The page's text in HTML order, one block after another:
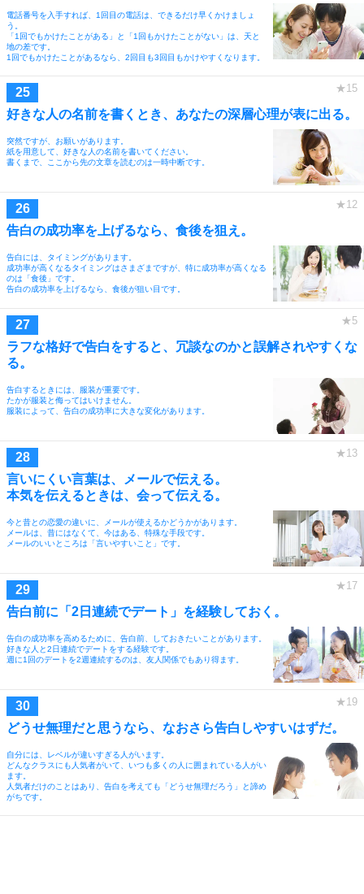
電話番号を入手すれば、1回目の電話は、できるだけ早くかけましょ
う。
「1回でもかけたことがある」と「1回もかけたことがない」は、天と
地の差です。
1回でもかけたことがあるなら、2回目も3回目もかけやすくなります。
好きな人の名前を書くとき、あなたの深層心理が表に出る。
突然ですが、お願いがあります。
紙を用意して、好きな人の名前を書いてください。
書くまで、ここから先の文章を読むのは一時中断です。
告白の成功率を上げるなら、食後を狙え。
告白には、タイミングがあります。
成功率が高くなるタイミングはさまざまですが、特に成功率が高くなる
のは「食後」です。
告白の成功率を上げるなら、食後が狙い目です。
ラフな格好で告白をすると、冗談なのかと誤解されやすくな
る。
告白するときには、服装が重要です。
たかが服装と侮ってはいけません。
服装によって、告白の成功率に大きな変化があります。
言いにくい言葉は、メールで伝える。
本気を伝えるときは、会って伝える。
今と昔との恋愛の違いに、メールが使えるかどうかがあります。
メールは、昔にはなくて、今はある、特殊な手段です。
メールのいいところは「言いやすいこと」です。
告白前に「2日連続でデート」を経験しておく。
告白の成功率を高めるために、告白前、しておきたいことがあります。
好きな人と2日連続でデートをする経験です。
週に1回のデートを2週連続するのは、友人関係でもあり得ます。
どうせ無理だと思うなら、なおさら告白しやすいはずだ。
自分には、レベルが違いすぎる人がいます。
どんなクラスにも人気者がいて、いつも多くの人に囲まれている人がい
ます。
人気者だけのことはあり、告白を考えても「どうせ無理だろう」と諦め
がちです。